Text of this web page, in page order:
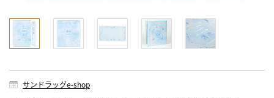
サンドラッグe-shop